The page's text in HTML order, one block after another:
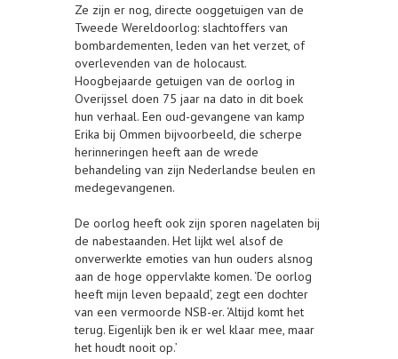
Ze zijn er nog, directe ooggetuigen van de
Tweede Wereldoorlog: slachtoffers van
bombardementen, leden van het verzet, of
overlevenden van de holocaust.
Hoogbejaarde getuigen van de oorlog in
Overijssel doen 75 jaar na dato in dit boek
hun verhaal. Een oud-gevangene van kamp
Erika bij Ommen bijvoorbeeld, die scherpe
herinneringen heeft aan de wrede
behandeling van zijn Nederlandse beulen en
medegevangenen.
De oorlog heeft ook zijn sporen nagelaten bij
de nabestaanden. Het lijkt wel alsof de
onverwerkte emoties van hun ouders alsnog
aan de hoge oppervlakte komen. ‘De oorlog
heeft mijn leven bepaald’, zegt een dochter
van een vermoorde NSB-er. ‘Altijd komt het
terug. Eigenlijk ben ik er wel klaar mee, maar
het houdt nooit op.’